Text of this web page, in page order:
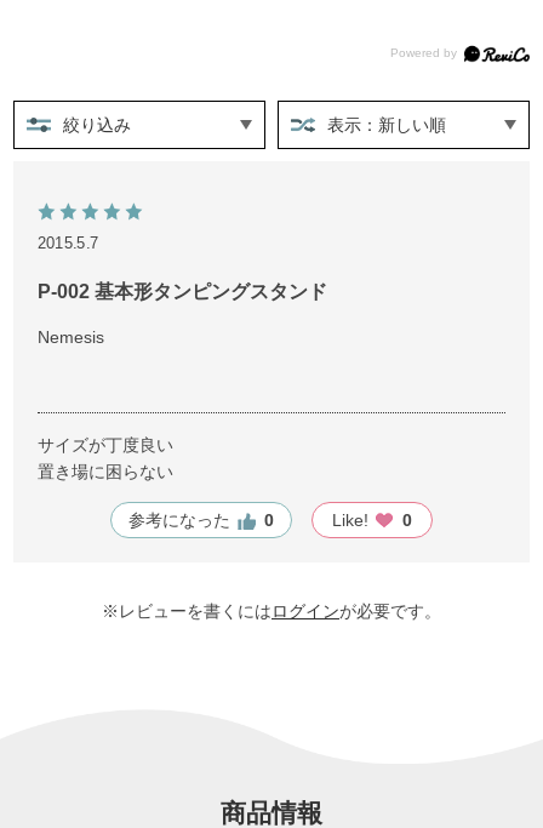
絞り込み 表示：新しい順
2015.5.7
P-002 基本形タンピングスタンド
Nemesis
サイズが丁度良い
置き場に困らない
参考になった 0 Like! 0
※レビューを書くにはログインが必要です。
商品情報